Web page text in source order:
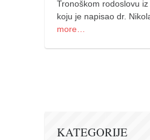
porodične priče
umesto tvitera
kalendar srpski
moje beleške
Tronoškom rodoslovu iz
koju je napisao dr.
more…
KATEGORIJE